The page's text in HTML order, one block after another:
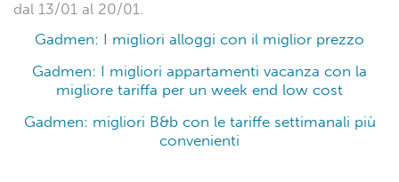
dal 13/01 al 20/01.
Gadmen: I migliori alloggi con il miglior prezzo
Gadmen: I migliori appartamenti vacanza con la
migliore tariffa per un week end low cost
Gadmen: migliori B&b con le tariffe settimanali più
convenienti